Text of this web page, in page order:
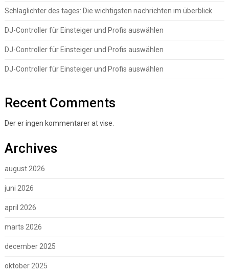
Schlaglichter des tages: Die wichtigsten nachrichten im überblick
DJ-Controller für Einsteiger und Profis auswählen
DJ-Controller für Einsteiger und Profis auswählen
DJ-Controller für Einsteiger und Profis auswählen
Recent Comments
Der er ingen kommentarer at vise.
Archives
august 2026
juni 2026
april 2026
marts 2026
december 2025
oktober 2025